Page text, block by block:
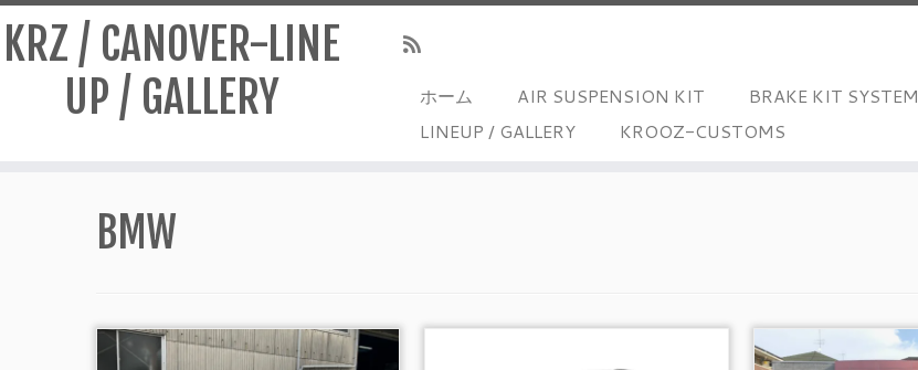
KRZ / CANOVER-LINE
UP / GALLERY
ホーム AIR SUSPENSION KIT BRAKE KIT SYSTEM
LINEUP / GALLERY
KROOZ-CUSTOMS
BMW